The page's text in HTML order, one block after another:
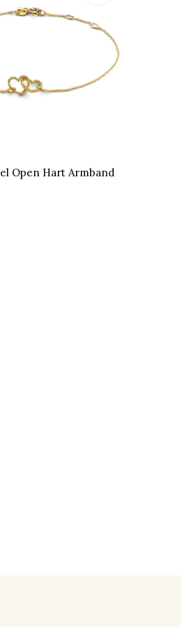
Open Hart Armband